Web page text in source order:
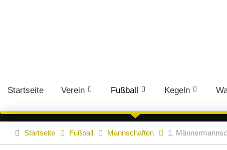
Startseite Verein Fußball Kegeln
Startseite Fußball Mannschaften 1.